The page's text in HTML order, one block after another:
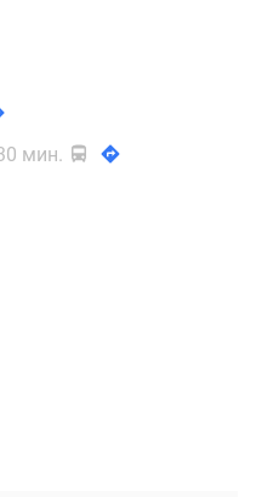
мин.